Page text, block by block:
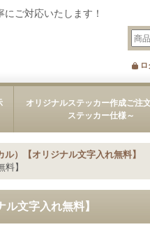
ご対応いたします！
オリジナルステッカー作成ご注
ステッカー仕様～
）【オリジナル文字入れ無料】
】
文字入れ無料】